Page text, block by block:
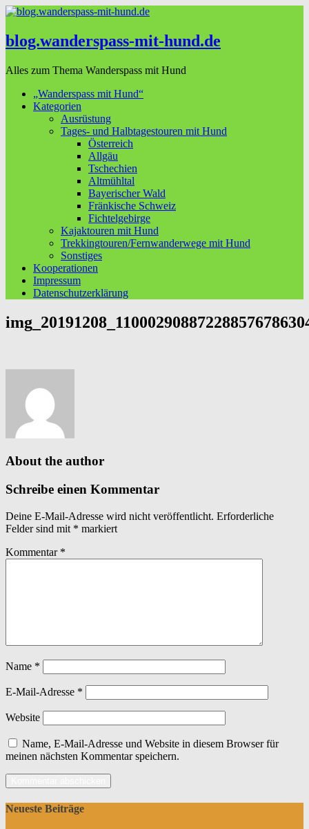
blog.wanderspass-mit-hund.de
Alles zum Thema Wanderspass mit Hund
„Wanderspass mit Hund“
Kategorien
Ausrüstung
Tages- und Halbtagestouren mit Hund
Österreich
Allgäu
Tschechien
Altmühltal
Bayerischer Wald
Fränkische Schweiz
Fichtelgebirge
Kajaktouren mit Hund
Trekkingtouren/Fernwanderwege mit Hund
Sonstiges
Kooperationen
Impressum
Datenschutzerklärung
About the author
Schreibe einen Kommentar
Deine E-Mail-Adresse wird nicht veröffentlicht. Erforderliche
Felder sind mit * markiert
Kommentar *
Name *
E-Mail-Adresse *
Website
Name, E-Mail-Adresse und Website in diesem Browser für
meinen nächsten Kommentar speichern.
Neueste Beiträge